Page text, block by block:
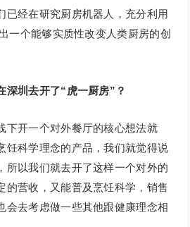
已经在研究厨房机器人，充分利用
一个能够实质性改变人类厨房的创
深圳去开了“虎一厨房”？
下开一个对外餐厅的核心想法就
饪科学理念的产品，我们就觉得说
所以我们就去开了这样一个对外的
的营收，又能普及烹饪科学，销售
会去考虑做一些其他跟健康理念相